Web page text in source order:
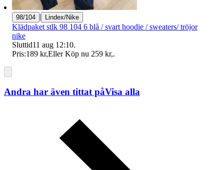
98/104 | Lindex/Nike
Klädpaket stlk 98 104 6 blå / svart hoodie / sweaters/ tröjor
nike
Sluttid11 aug 12:10.
Pris:189 kr,Eller Köp nu 259 kr,.
Andra har även tittat påVisa alla